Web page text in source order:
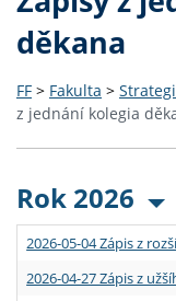
děkana
FF > Fakulta >
z jednání kolegia
Rok 2026
2026-05-04 Zápis z
2026-04-27 Zápis z